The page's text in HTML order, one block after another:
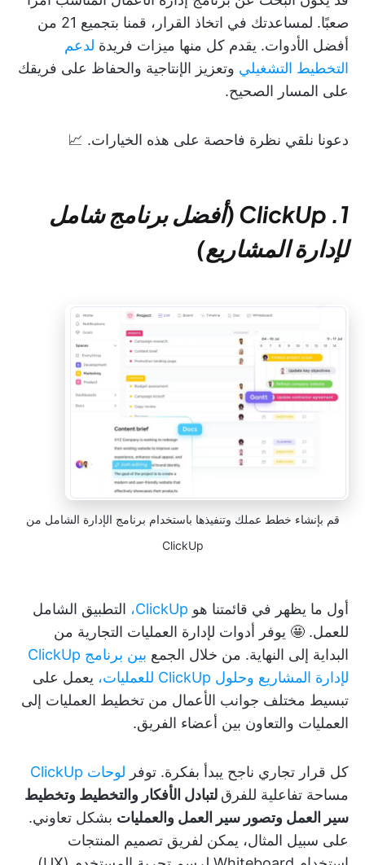
صعبًا. لمساعدتك في اتخاذ القرار، قمنا بتجميع 21 من
أفضل الأدوات. يقدم كل منها ميزات فريدة لدعم
التخطيط التشغيلي وتعزيز الإنتاجية والحفاظ على فريقك
على المسار الصحيح.
دعونا نلقي نظرة فاحصة على هذه الخيارات. 📈
1. ClickUp (أفضل برنامج شامل
لإدارة المشاريع)
قم بإنشاء خطط عملك وتنفيذها باستخدام برنامج الإدارة الشامل من
ClickUp
أول ما يظهر في قائمتنا هو ClickUp،
التطبيق الشامل
للعمل. 🤩 يوفر أدوات لإدارة العمليات التجارية من
البداية إلى النهاية. من خلال الجمع
بين برنامج ClickUp
لإدارة المشاريع وحلول ClickUp للعمليات،
يعمل على
تبسيط مختلف جوانب الأعمال من تخطيط العمليات إلى
العمليات والتعاون بين أعضاء الفريق.
كل قرار تجاري ناجح يبدأ بفكرة. توفر لوحات ClickUp
مساحة تفاعلية للفرق لتبادل الأفكار والتخطيط وتخطيط
سير العمل وتصور سير العمل والعمليات بشكل تعاوني.
على سبيل المثال، يمكن لفريق تصميم المنتجات